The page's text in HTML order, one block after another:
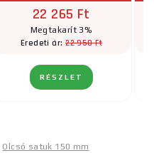
22 265 Ft
Megtakarít 3%
Eredeti ár:22 950 Ft
RÉSZLET
Olcsó satuk 150 mm